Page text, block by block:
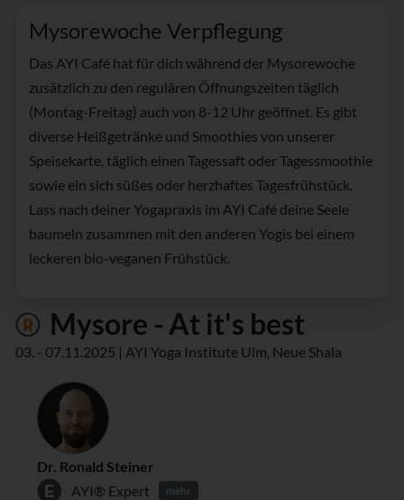
Mysorewoche Verpflegung
Das AYI Café hat für dich während der Mysorewoche
zusätzlich zu den regulären Öffnungszeiten täglich
(Montag-Freitag) auch von 8-12 Uhr geöffnet. Es gibt
diverse Heißgetränke und Smoothies von unserer
Speisekarte, täglich einen Tagessaft oder Tagessmoothie
sowie ein sich süßes oder herzhaftes Tagesfrühstück.
Lass nach deiner Yogapraxis im AYI Café deine Seele
baumeln zusammen mit den anderen Yogis bei einem
leckeren bio-veganen Frühstück.
Mysore - At it's best
03. - 07.11.2025 | AYI Yoga Institute Ulm, Neue Shala
Dr. Ronald Steiner
AYI® Expert
mehr